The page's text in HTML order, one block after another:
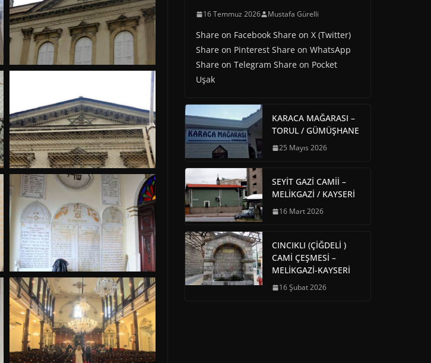
16 Temmuz 2026 Mustafa Gürelli
Share on Facebook Share on X (Twitter)
Share on Pinterest Share on WhatsApp
Share on Telegram Share on Pocket
Uşak
KARACA MAĞARASI –
TORUL / GÜMÜŞHANE
25 Mayıs 2026
SEYİT GAZİ CAMİİ –
MELİKGAZİ / KAYSERİ
16 Mart 2026
CINCIKLI (ÇİĞDELİ )
CAMİ ÇEŞMESİ –
MELİKGAZİ-KAYSERİ
16 Şubat 2026